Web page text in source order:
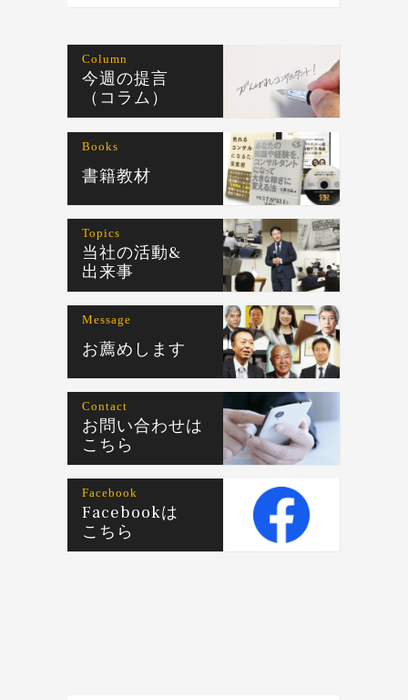
Column
今週の提言
（コラム）
Books
書籍教材
Topics
当社の活動&
出来事
Message
お薦めします
Contact
お問い合わせは
こちら
Facebook
Facebookは
こちら